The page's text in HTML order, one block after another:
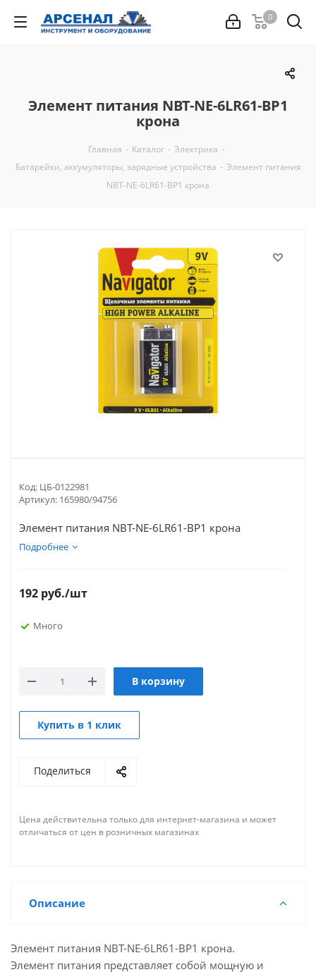
0
Элемент питания NBT-NE-6LR61-BP1
крона
Главная - Каталог - Электрика -
Батарейки, аккумуляторы, зарядные устройства - Элемент питания
NBT-NE-6LR61-BP1 крона
Код: ЦБ-0122981
Артикул: 165980/94756
Элемент питания NBT-NE-6LR61-BP1 крона
Подробнее
192 руб./шт
Много
В корзину
Купить в 1 клик
Поделиться
Цена действительна только для интернет-магазина и может
отличаться от цен в розничных магазинах
Описание
Элемент питания NBT-NE-6LR61-BP1 крона.
Элемент питания представляет собой мощную и